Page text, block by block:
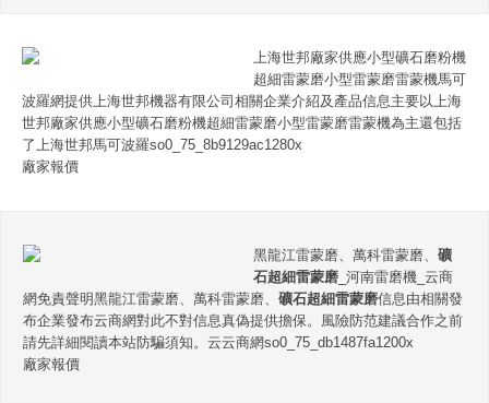
上海世邦廠家供應小型礦石磨粉機
超細雷蒙磨小型雷蒙磨雷蒙機馬可
波羅網提供上海世邦機器有限公司相關企業介紹及產品信息主要以上海
世邦廠家供應小型礦石磨粉機超細雷蒙磨小型雷蒙磨雷蒙機為主還包括
了上海世邦馬可波羅so0_75_8b9129ac1280x
廠家報價
黑龍江雷蒙磨、萬科雷蒙磨、礦
石超細雷蒙磨 _河南雷磨機_云商
網免責聲明黑龍江雷蒙磨、萬科雷蒙磨、 礦石超細雷蒙磨信息由相關發
布企業發布云商網對此不對信息真偽提供擔保。風險防范建議合作之前
請先詳細閱讀本站防騙須知。云云商網so0_75_db1487fa1200x
廠家報價